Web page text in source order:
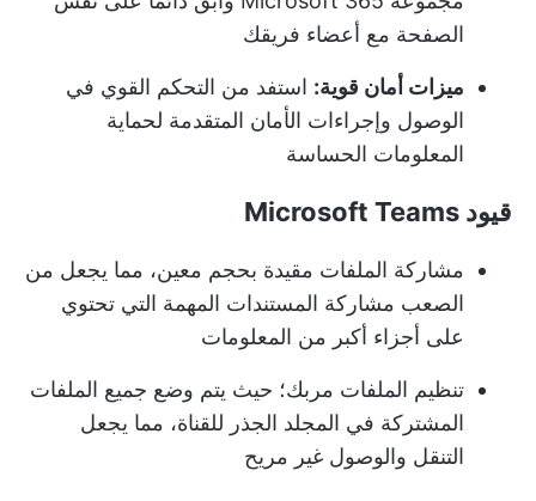
الصفحة مع أعضاء فريقك
ميزات أمان قوية: استفد من التحكم القوي في
الوصول وإجراءات الأمان المتقدمة لحماية
المعلومات الحساسة
قيود Microsoft Teams
مشاركة الملفات مقيدة بحجم معين، مما يجعل من
الصعب مشاركة المستندات المهمة التي تحتوي
على أجزاء أكبر من المعلومات
تنظيم الملفات مربك؛ حيث يتم وضع جميع الملفات
المشتركة في المجلد الجذر للقناة، مما يجعل
التنقل والوصول غير مريح